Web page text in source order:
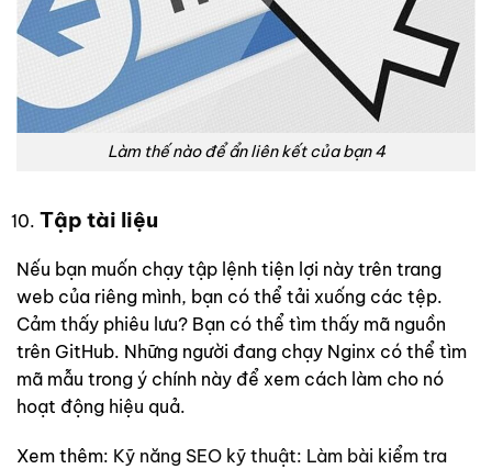
Làm thế nào để ẩn liên kết của bạn 4
Tập tài liệu
Nếu bạn muốn chạy tập lệnh tiện lợi này trên trang
web của riêng mình, bạn có thể tải xuống các tệp.
Cảm thấy phiêu lưu? Bạn có thể tìm thấy mã nguồn
trên GitHub. Những người đang chạy Nginx có thể tìm
mã mẫu trong ý chính này để xem cách làm cho nó
hoạt động hiệu quả.
Xem thêm: Kỹ năng SEO kỹ thuật: Làm bài kiểm tra